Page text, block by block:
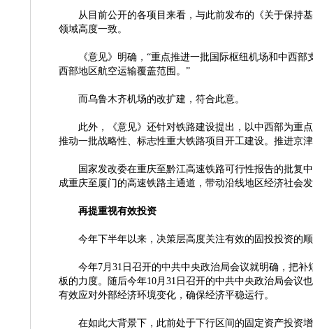
从目前公开的各项目来看，与此前发布的《关于保持
领域高度一致。
《意见》明确， “重点推进一批国际枢纽机场和中西
西部地区航空运输覆盖范围。”
而乌鲁木齐机场的改扩建，符合此意。
此外，《意见》还针对铁路建设提出，以中西部为重
推动一批战略性、标志性重大铁路项目开工建设。推进京
国家发改委在重庆至黔江高速铁路可行性报告的批复
成重庆至厦门的高速铁路主通道，带动沿线地区经济社会
再提重视有效投资
今年下半年以来，决策层高度关注有效的固投投资的
今年7月31日召开的中共中央政治局会议就明确，把
板的力度。随后今年10月31日召开的中共中央政治局会议
有效应对外部经济环境变化，确保经济平稳运行。
在如此大背景下，此前处于下行区间的固定资产投资